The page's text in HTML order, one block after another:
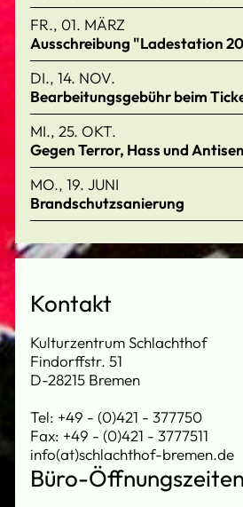
FR., 01. MÄRZ
Ausschreibung "Ladestation
DI., 14. NOV.
Bearbeitungsgebühr beim
MI., 25. OKT.
Gegen Terror, Hass und
MO., 19. JUNI
Brandschutzsanierung
Kontakt
Kulturzentrum Schlachthof
Findorffstr. 51
D-28215 Bremen
Tel: +49 - (0)421 - 377750
Fax: +49 - (0)421 - 3777511
info(at)schlachthof-bremen.de
Büro-Öffnungszeiten